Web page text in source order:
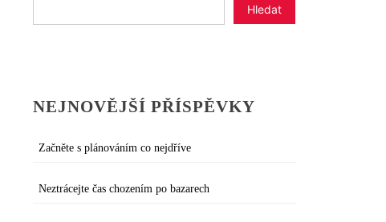
Hledat
NEJNOVĚJŠÍ PŘÍSPĚVKY
Začněte s plánováním co nejdříve
Neztrácejte čas chozením po bazarech